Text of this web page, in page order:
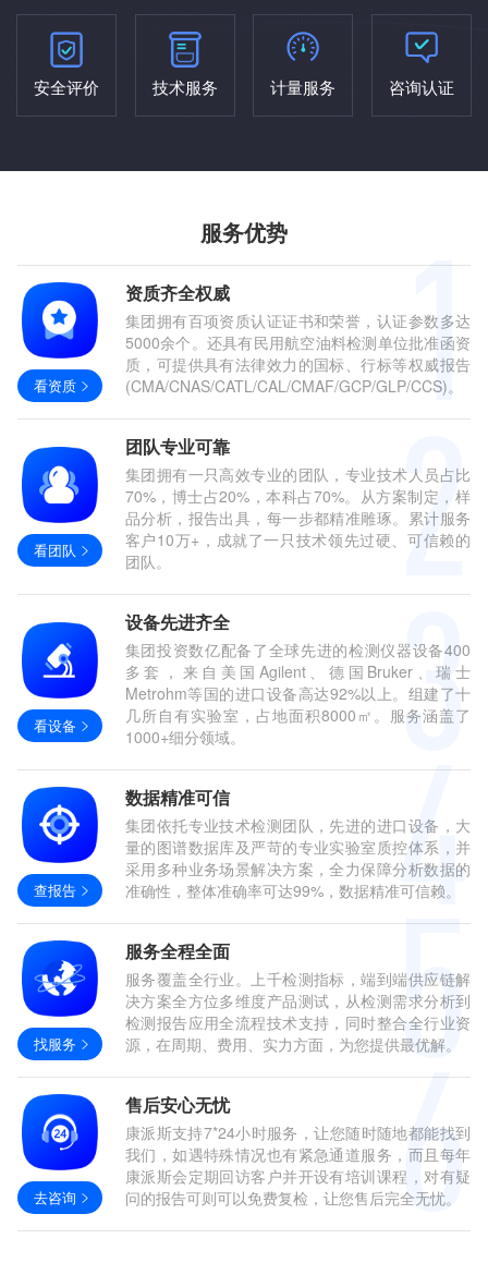
安全评价 技术服务 计量服务 咨询认证
服务优势
看资质
资质齐全权威
集团拥有百项资质认证证书和荣誉，认证参数多达
5000余个。还具有民用航空油料检测单位批准函资
质，可提供具有法律效力的国标、行标等权威报告
(CMA/CNAS/CATL/CAL/CMAF/GCP/GLP/CCS)。
看团队
团队专业可靠
集团拥有一只高效专业的团队，专业技术人员占比
70%，博士占20%，本科占70%。从方案制定，样
品分析，报告出具，每一步都精准雕琢。累计服务
客户10万+，成就了一只技术领先过硬、可信赖的
团队。
看设备
设备先进齐全
集团投资数亿配备了全球先进的检测仪器设备400
多套，来自美国Agilent、德国Bruker、瑞士
Metrohm等国的进口设备高达92%以上。组建了十
几所自有实验室，占地面积8000㎡。服务涵盖了
1000+细分领域。
查报告
数据精准可信
集团依托专业技术检测团队，先进的进口设备，大
量的图谱数据库及严苛的专业实验室质控体系，并
采用多种业务场景解决方案，全力保障分析数据的
准确性，整体准确率可达99%，数据精准可信赖。
找服务
服务全程全面
服务覆盖全行业。上千检测指标，端到端供应链解
决方案全方位多维度产品测试，从检测需求分析到
检测报告应用全流程技术支持，同时整合全行业资
源，在周期、费用、实力方面，为您提供最优解。
去咨询
售后安心无忧
康派斯支持7*24小时服务，让您随时随地都能找到
我们，如遇特殊情况也有紧急通道服务，而且每年
康派斯会定期回访客户并开设有培训课程，对有疑
问的报告可则可以免费复检，让您售后完全无忧。